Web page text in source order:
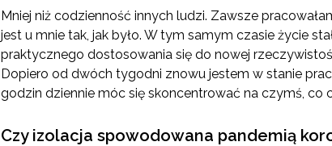
Mniej niż codzienność innych ludzi. Zawsze
jest u mnie tak, jak było. W tym samym czasie życie
praktycznego dostosowania się do nowej
Dopiero od dwóch tygodni znowu jestem w stanie
godzin dziennie móc się skoncentrować na czymś, co
Czy izolacja spowodowana pandemią